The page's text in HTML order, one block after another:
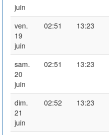
juin
ven.
19
juin
02:51 13:23
sam.
20
juin
02:51 13:23
dim.
21
juin
02:52 13:23